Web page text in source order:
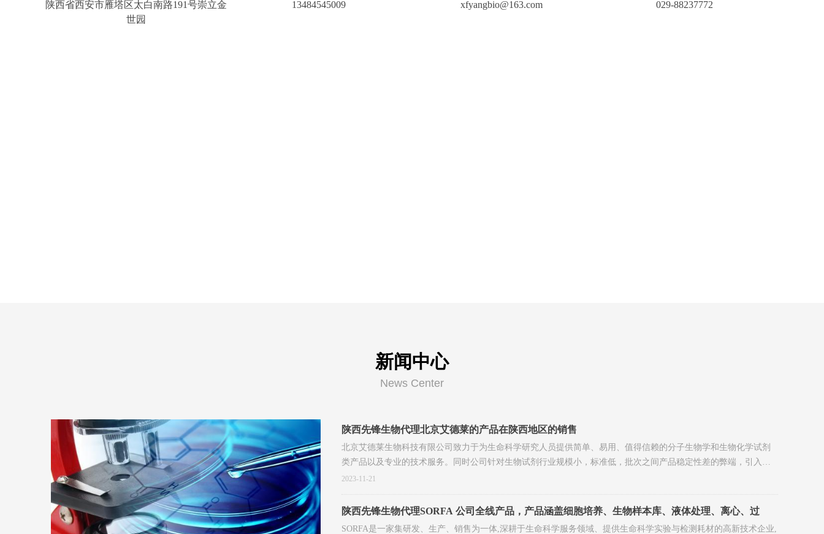
陕西省西安市雁塔区太白南路191号崇立金
世园
13484545009 xfyangbio@163.com 029-88237772
新闻中心
News Center
陕西先锋生物代理北京艾德莱的产品在陕西地区的销售
北京艾德莱生物科技有限公司致力于为生命科学研究人员提供简单、易用、值得信赖的分子生物学和生物化学试剂
类产品以及专业的技术服务。同时公司针对生物试剂行业规模小，标准低，批次之间产品稳定性差的弊端，引入生
物医药公司风险投资作为战略合作伙伴，将生物医药级的规模生产设备、工艺、流程等引入科研试剂领域，提供具
大科研工作者携手为中国生命科学发展不断努力
2023-11-21
陕西先锋生物代理SORFA 公司全线产品，产品涵盖细胞培养、生物样本库、液体处理、离心、过
滤、分子诊断、微生物、试剂、安全防护等九大系列及部 分配套仪器
SORFA是一家集研发、生产、销售为一体,深耕于生命科学服务领域、提供生命科学实验与检测耗材的高新技术企业,